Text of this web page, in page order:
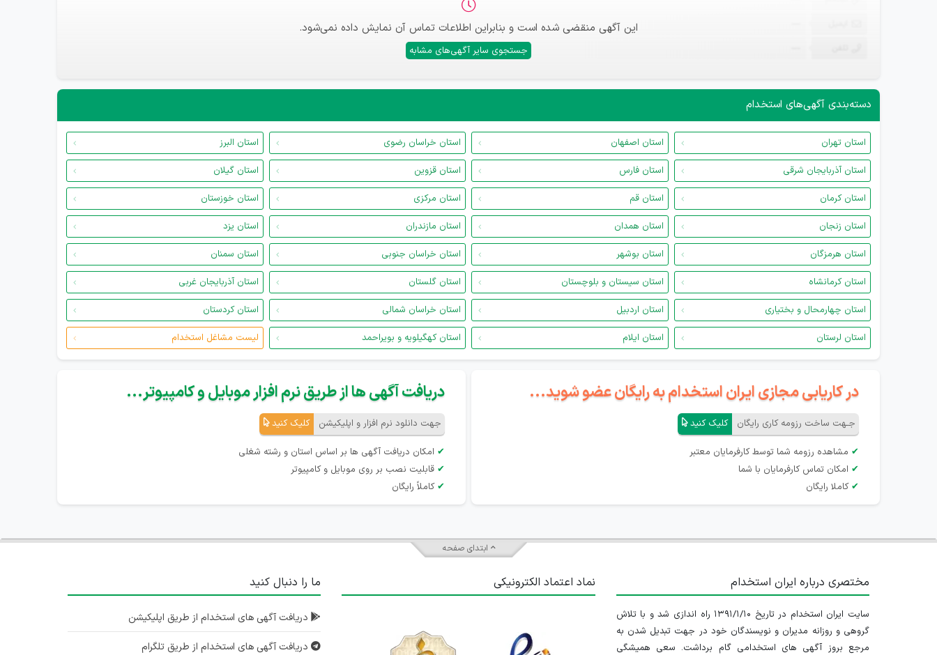
این آگهی منقضی شده است و بنابراین اطلاعات تماس آن نمایش داده نمی‌شود.
جستجوی سایر آگهی‌های مشابه
دسته‌بندی آگهی‌های استخدام
استان تهران استان اصفهان استان خراسان رضوی
استان البرز
استان آذربایجان شرقی
استان فارس استان قزوین
استان گیلان
استان کرمان
استان قم استان مرکزی
استان خوزستان
استان زنجان
استان همدان استان مازندران
استان یزد
استان هرمزگان
استان بوشهر استان خراسان جنوبی
استان سمنان
استان کرمانشاه
استان سیستان و بلوچستان استان گلستان
استان آذربایجان غربی
استان چهارمحال و بختیاری
استان اردبیل استان خراسان شمالی
استان کردستان
استان لرستان
استان ایلام استان کهگیلویه و بویراحمد لیست مشاغل استخدام
در کاریابی مجازی ایران استخدام به رایگان عضو شوید...
جـهت ساخت رزومه کاری رایگان کلیک کنید
✔ مشاهده رزومه شما توسط کارفرمایان معتبر
✔ امکان تماس کارفرمایان با شما
✔ کاملا رایگان
دریافت آگهی ها از طریق نرم افزار موبایل و کامپیوتر...
جهت دانلود نرم افزار و اپلیکیشن کلیک کنید
✔ امکان دریافت آگهی ها بر اساس استان و رشته شغلی
✔ قابلیت نصب بر روی موبایل و کامپیوتر
✔ کاملاً رایگان
ابتدای صفحه
مختصری درباره ایران استخدام
سایت ایران استخدام در تاریخ ۱۳۹۱/۱/۱۰ راه اندازی شد و با تلاش
گروهی و روزانه مدیران و نویسندگان خود در جهت تبدیل شدن به
مرجع بروز آگهی های استخدامی گام برداشت. سعی همیشگی
نماد اعتماد الکترونیکی ما را دنبال کنید
دریافت آگهی های استخدام از طریق اپلیکیشن
دریافت آگهی های استخدام از طریق تلگرام